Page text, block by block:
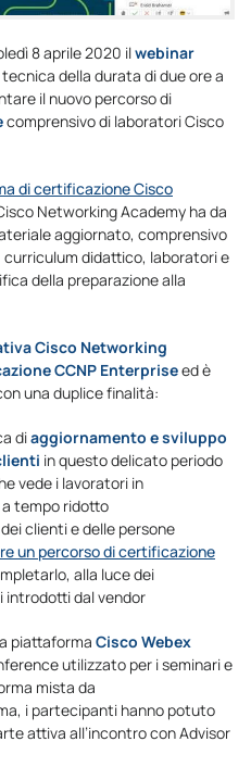
8 aprile 2020 ilwebinar
della durata di due ore a
il nuovo percorso di
comprensivo di laboratori Cisco
di certificazione Cisco
Networking Academy ha da
aggiornato, comprensivo
curriculum didattico, laboratori e
della preparazione alla
Cisco Networking
CCNP Enterpriseed è
una duplice finalità:
diaggiornamento e sviluppo
in questo delicato periodo
vede i lavoratori in
tempo ridotto
clienti e delle persone
un percorso di certificazione
alla luce dei
introdotti dal vendor
piattaforma Cisco Webex
utilizzato per i seminari e
mista da
i partecipanti hanno potuto
attiva all’incontro con Advisor